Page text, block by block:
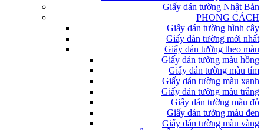
Giấy dán tường Nhật Bản
PHONG CÁCH
Giấy dán tường hình cây
Giấy dán tường mới nhất
Giấy dán tường theo màu
Giấy dán tường màu hồng
Giấy dán tường màu tím
Giấy dán tường màu xanh
Giấy dán tường màu trắng
Giấy dán tường màu đỏ
Giấy dán tường màu đen
Giấy dán tường màu vàng